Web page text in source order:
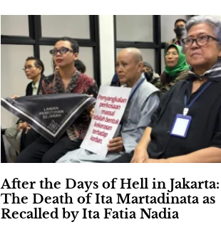
After the Days of Hell in Jakarta:
The Death of Ita Martadinata as
Recalled by Ita Fatia Nadia